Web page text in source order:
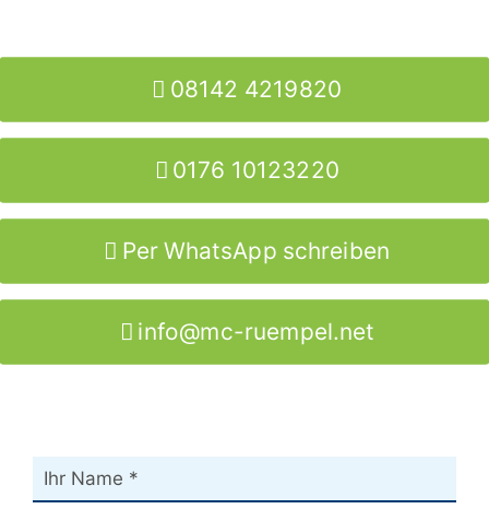
08142 4219820
0176 10123220
Per WhatsApp schreiben
info@mc-ruempel.net